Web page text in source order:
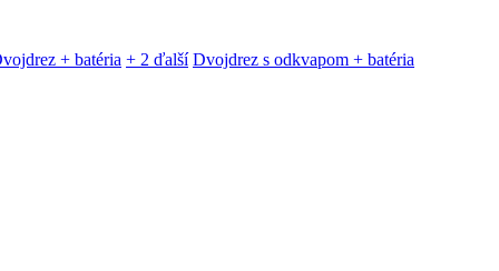
+ batéria + 2 ďalší Dvojdrez s odkvapom + batéria